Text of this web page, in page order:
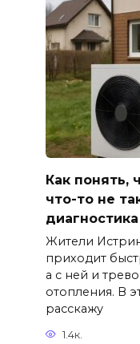
Как понять,
что-то не
Жители
приходит
а с ней и
отопления. В
расскажу
1.4к.